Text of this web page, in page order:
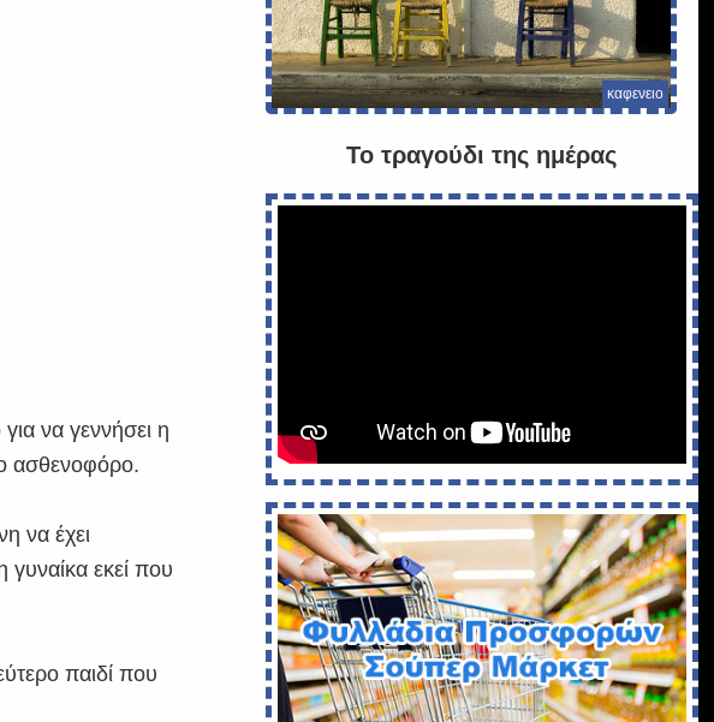
να γεννήσει η
ασθενοφόρο.
να έχει
εκεί που
παιδί που
καφενειο
Το τραγούδι της ημέρας